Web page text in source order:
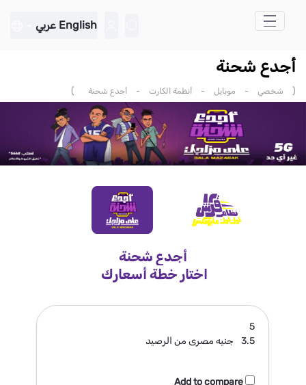
تخطي إلى المحتوى الرئيسي
English عربي
أجدع شحنة
( شخصي - موبايل - أنظمة الكارت - أجدع شحنة )
أجدع شحنة
اختار خطة أسعارك
5
3.5
جنيه مصرى من الرصيد
Add to compare